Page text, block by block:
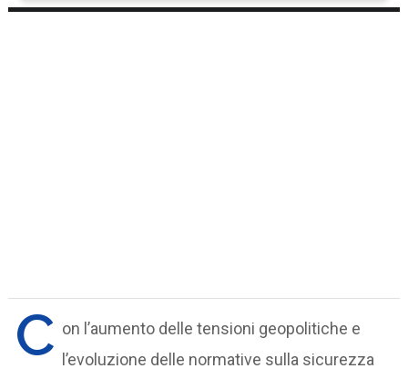
C on l’aumento delle tensioni geopolitiche e
l’evoluzione delle normative sulla sicurezza